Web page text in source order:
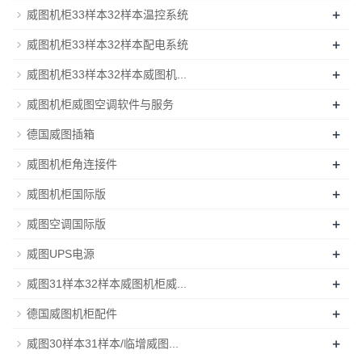
威图机柜33样本32样本温控系统 +
威图机柜33样本32样本配电系统 +
威图机柜33样本32样本威图机... +
威图机柜威图空调软件与服务 +
德国威图插箱 +
威图机柜角连接件 +
威图机柜国际版 +
威图空调国际版 +
威图UPS电源 +
威图31样本32样本威图机柜威... +
德国威图机柜配件 +
威图30样本31样本/临增威图... +